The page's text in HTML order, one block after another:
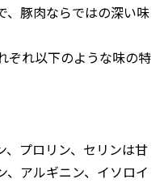
、豚肉ならではの深い味
ぞれ以下のような味の特
、プロリン、セリンは甘
、アルギニン、イソロイ